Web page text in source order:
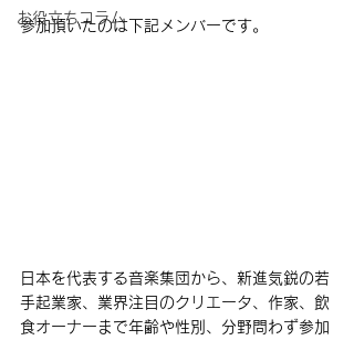
お役立ちコラム
参加頂いたのは下記メンバーです。
日本を代表する音楽集団から、新進気鋭の若
手起業家、業界注目のクリエータ、作家、飲
食オーナーまで年齢や性別、分野問わず参加